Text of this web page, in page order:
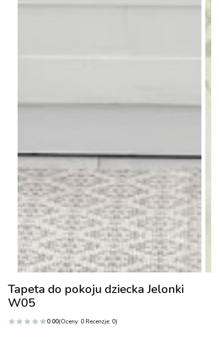
Tapeta do pokoju dziecka Jelonki
W05
0.00(Oceny: 0 Recenzje: 0)